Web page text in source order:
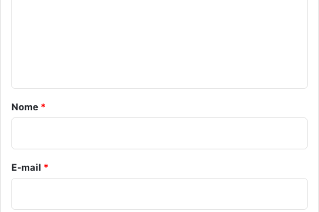
r
o
*
Nome *
E-mail *